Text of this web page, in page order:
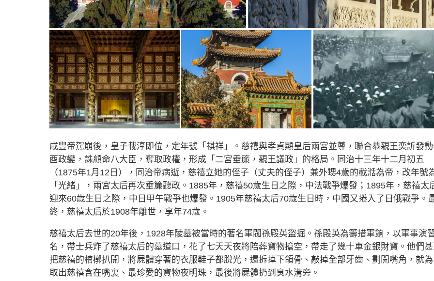
咸豐帝駕崩後，皇子載淳即位，定年號「祺祥」。慈禧與孝貞顯皇后兩宮並尊，聯合恭親王奕訢發
酉政變，誅顧命八大臣，奪取政權，形成「二宮垂簾，親王議政」的格局。同治十三年十二月初五
（1875年1月12日），同治帝病逝，慈禧立她的侄子（丈夫的侄子）兼外甥4歲的載湉為帝，改年號
「光緒」，兩宮太后再次垂簾聽政。1885年，慈禧50歲生日之際，中法戰爭爆發；1895年，慈禧太
迎來60歲生日之際，中日甲午戰爭也爆發。1905年慈禧太后70歲生日時，中國又捲入了日俄戰爭。
終，慈禧太后於1908年離世，享年74歲。
慈禧太后去世的20年後，1928年陵墓被當時的著名軍閥孫殿英盜掘。孫殿英為籌措軍餉，以軍事演
名，帶士兵炸了慈禧太后的墓道口，花了七天天夜將陪葬寶物搶空，帶走了幾十車金銀財寶。他們
把慈禧的棺槨扒開，將屍體穿著的衣服鞋子都脫光，還拆掉下頜骨、敲掉全部牙齒、劃開嘴角，就
取出慈禧含在嘴裏、最珍愛的寶物夜明珠，最後將屍體扔到臭水溝旁。